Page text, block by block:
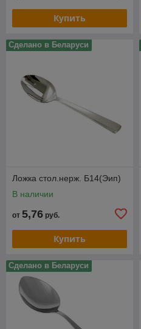
Купить
Сделано в Беларуси
Ложка стол.нерж. Б14(Эип)
В наличии
от 5,76 руб.
Купить
Сделано в Беларуси